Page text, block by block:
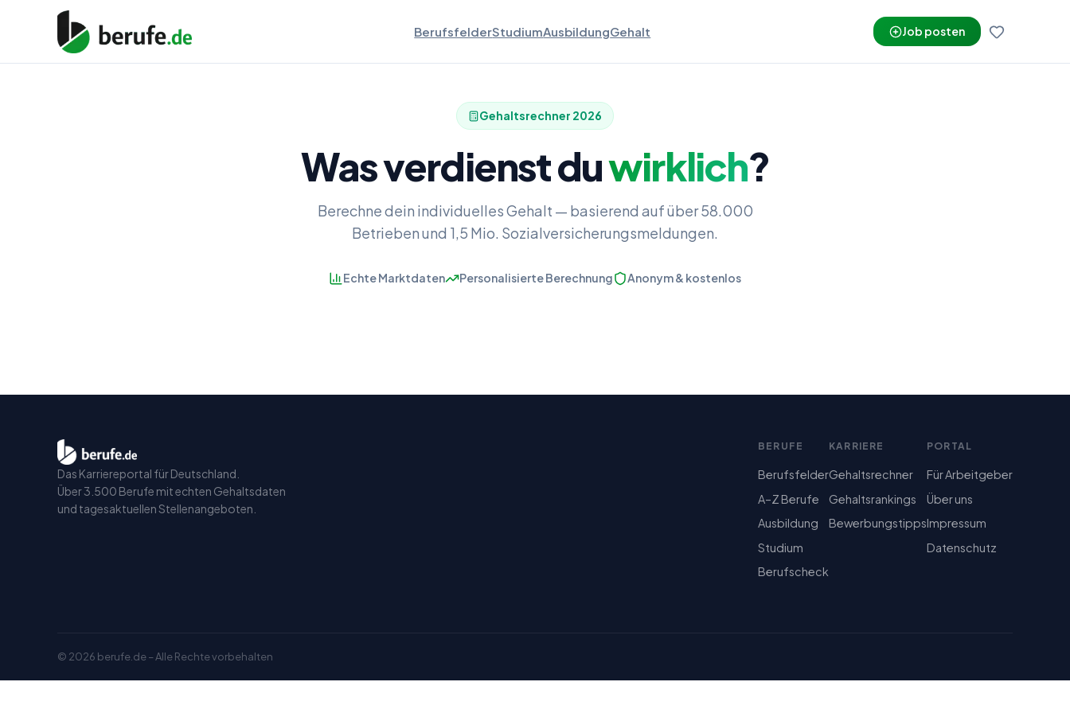
BerufsfelderStudiumAusbildungGehalt Job posten
Gehaltsrechner 2026
Was verdienst duwirklich?
Berechne dein individuelles Gehalt — basierend auf über 58.000
Betrieben und 1,5 Mio. Sozialversicherungsmeldungen.
Echte Marktdaten Personalisierte Berechnung Anonym & kostenlos
Das Karriereportal für Deutschland.
Über 3.500 Berufe mit echten Gehaltsdaten
und tagesaktuellen Stellenangeboten.
BERUFE
Berufsfelder
A–Z Berufe
Ausbildung
Studium
Berufscheck
KARRIERE
Gehaltsrechner
Gehaltsrankings
Bewerbungstipps
PORTAL
Für Arbeitgeber
Über uns
Impressum
Datenschutz
© 2026 berufe.de – Alle Rechte vorbehalten